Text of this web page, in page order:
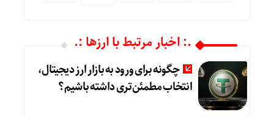
.: اخبار مرتبط با ارزها :.
چگونه برای ورود به بازار ارز دیجیتال،
انتخاب مطمئن‌تری داشته باشیم؟